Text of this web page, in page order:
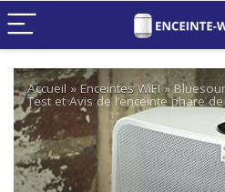
Accueil » Enceintes WiFI»
Test et Avis de l’enceinte phare